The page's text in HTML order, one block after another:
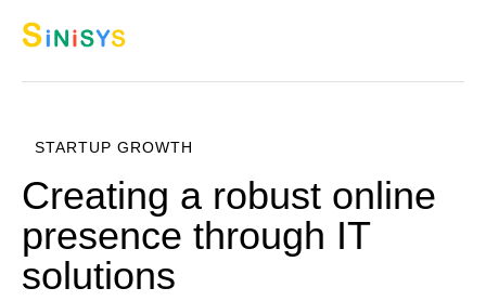
STARTUP GROWTH
Creating a robust online
presence through IT
solutions